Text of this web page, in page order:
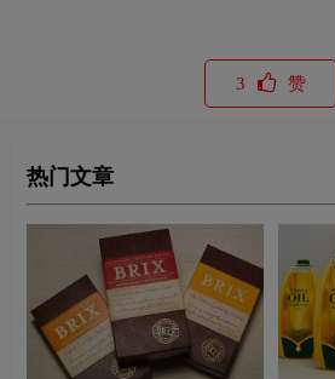
3 赞
热门文章